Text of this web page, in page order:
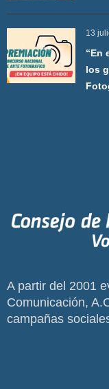
13
“En
los
A partir del 2001
Comunicación,
campañas